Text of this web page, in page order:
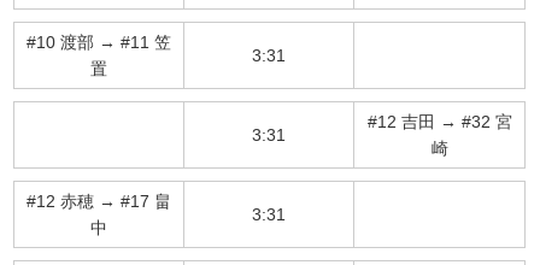
#10 渡部 → #11 笠
置
3:31
3:31
#12 吉田 → #32 宮
崎
#12 赤穂 → #17 畠
中
3:31